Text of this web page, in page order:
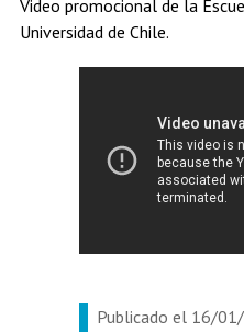
PERIODISMO
Video promocional de la
Universidad de Chile.
Publicado el 16/